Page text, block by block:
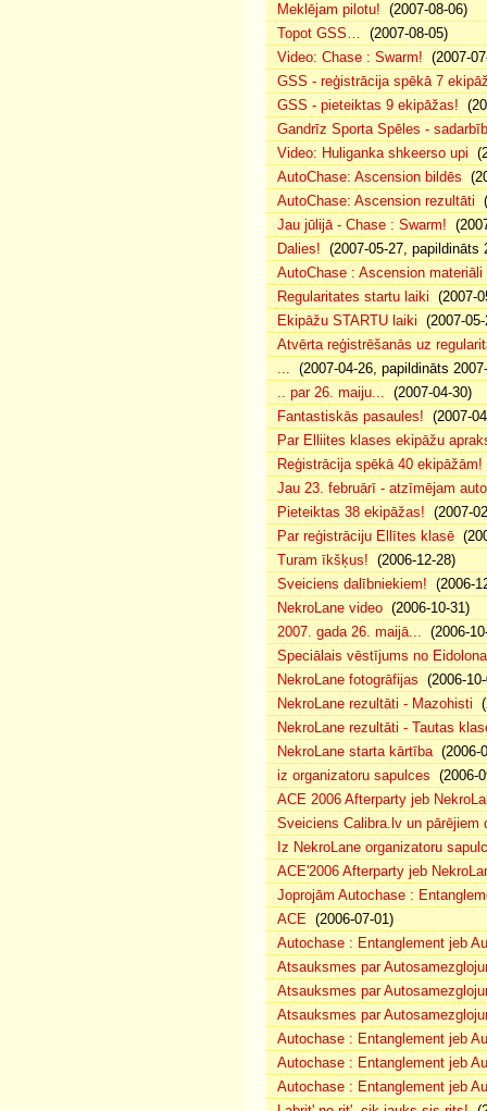
Meklējam pilotu! (2007-08-06)
Topot GSS… (2007-08-05)
Video: Chase : Swarm! (2007-
GSS - reģistrācija spēkā 7
GSS - pieteiktas 9 ekipāžas!
Gandrīz Sporta Spēles -
Video: Huliganka shkeerso upi
AutoChase: Ascension bildēs
AutoChase: Ascension rezultāti
Jau jūlijā - Chase : Swarm!
Dalies! (2007-05-27, papildināts
AutoChase : Ascension materiāli
Regularitates startu laiki (2007-
Ekipāžu STARTU laiki (2007-
Atvērta reģistrēšanās uz
... (2007-04-26, papildināts
.. par 26. maiju... (2007-04-30)
Fantastiskās pasaules! (2007-
Par Elliites klases ekipāžu
Reģistrācija spēkā 40 ekipāžām!
Jau 23. februārī - atzīmējam
Pieteiktas 38 ekipāžas! (2007-
Par reģistrāciju Ellītes klasē
Turam īkšķus! (2006-12-28)
Sveiciens dalībniekiem! (2006-
NekroLane video (2006-10-31)
2007. gada 26. maijā... (2006-
Speciālais vēstījums no Eidolona
NekroLane fotogrāfijas (2006-
NekroLane rezultāti - Mazohisti
NekroLane rezultāti - Tautas
NekroLane starta kārtība(2006-
iz organizatoru sapulces (2006-
ACE 2006 Afterparty jeb
Sveiciens Calibra.lv un pārējiem
Iz NekroLane organizatoru
ACE'2006 Afterparty jeb
Joprojām Autochase :
ACE (2006-07-01)
Autochase : Entanglement jeb
Atsauksmes par
Atsauksmes par
Atsauksmes par
Autochase : Entanglement jeb
Autochase : Entanglement jeb
Autochase : Entanglement jeb